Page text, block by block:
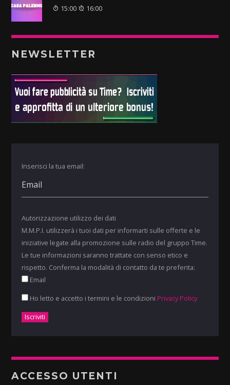
15:00 16:00
NEWSLETTER
Inserisci la tua email:
Autorizzazione utilizzo dei dati
M.M.P.I. utilizzerà i tuoi dati per informarti sulle offerte e le
iniziative legate alla promozione sulle radio del gruppo Time.
Le tue informazioni saranno trattate con senso etico e
rispetto. Conferma la modalità di contatto da te preferita:
Email
Ho letto e accetto i termini e le condizioni Privacy Policy
ACCESSO UTENTI